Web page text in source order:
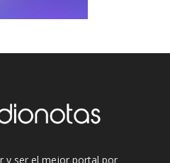
y ser el mejor portal por